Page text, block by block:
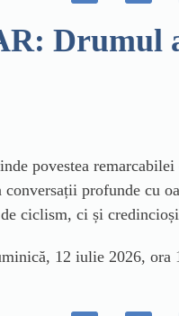
Drumul
povestea
profunde cu
ciclism, ci și
12 iulie 2026,